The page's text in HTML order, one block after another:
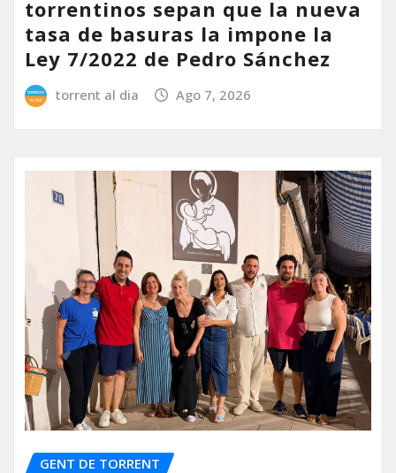
torrentinos sepan que la nueva
tasa de basuras la impone la
Ley 7/2022 de Pedro Sánchez
torrent al dia Ago 7, 2026
GENT DE TORRENT